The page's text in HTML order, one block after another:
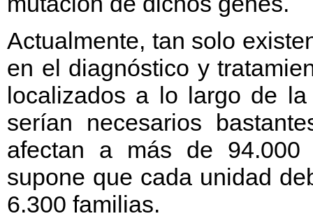
Actualmente, tan solo
en el diagnóstico y
localizados a lo largo de
serían necesarios
afectan a más de
supone que cada unidad
6.300 familias.